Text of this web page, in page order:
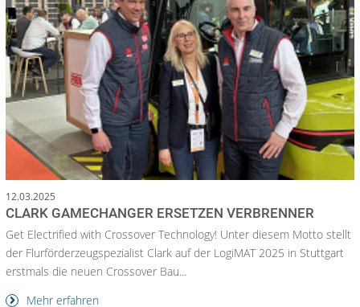
12.03.2025
CLARK GAMECHANGER ERSETZEN VERBRENNER
Get Electrified with Crossover Technology! Unter diesem Motto stellt
der Flurförderzeugspezialist Clark auf der LogiMAT 2025 in Stuttgart
erstmals die neuen Crossover Bau...
Mehr erfahren